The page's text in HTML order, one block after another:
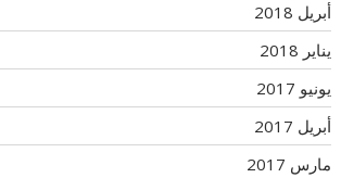
أبريل 2018
يناير 2018
يونيو 2017
أبريل 2017
مارس 2017